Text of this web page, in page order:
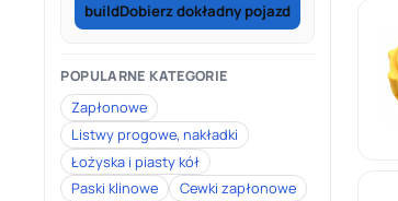
buildDobierz dokładny pojazd
POPULARNE KATEGORIE
Zapłonowe
Listwy progowe, nakładki
Łożyska i piasty kół
Paski klinowe
Cewki zapłonowe